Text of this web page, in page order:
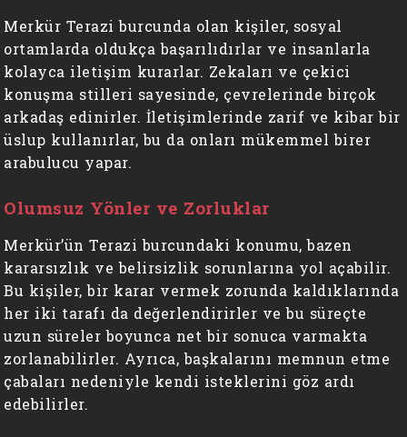
Merkür Terazi burcunda olan kişiler, sosyal
ortamlarda oldukça başarılıdırlar ve insanlarla
kolayca iletişim kurarlar. Zekaları ve çekici
konuşma stilleri sayesinde, çevrelerinde birçok
arkadaş edinirler. İletişimlerinde zarif ve kibar bir
üslup kullanırlar, bu da onları mükemmel birer
arabulucu yapar.
Olumsuz Yönler ve Zorluklar
Merkür’ün Terazi burcundaki konumu, bazen
kararsızlık ve belirsizlik sorunlarına yol açabilir.
Bu kişiler, bir karar vermek zorunda kaldıklarında
her iki tarafı da değerlendirirler ve bu süreçte
uzun süreler boyunca net bir sonuca varmakta
zorlanabilirler. Ayrıca, başkalarını memnun etme
çabaları nedeniyle kendi isteklerini göz ardı
edebilirler.